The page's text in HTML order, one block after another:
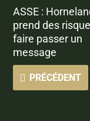
ASSE :
prend des
faire passer un
message
PRÉCÉDENT